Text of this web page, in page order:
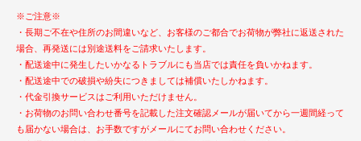
※ご注意※
・長期ご不在や住所のお間違いなど、お客様のご都合でお荷物が弊社に返送された
場合、再発送には別途送料をご請求いたします。
・配送途中に発生したいかなるトラブルにも当店では責任を負いかねます。
・配送途中での破損や紛失につきましては補償いたしかねます。
・代金引換サービスはご利用いただけません。
・お荷物のお問い合わせ番号を記載した注文確認メールが届いてから一週間経って
も届かない場合は、お手数ですがメールにてお問い合わせください。